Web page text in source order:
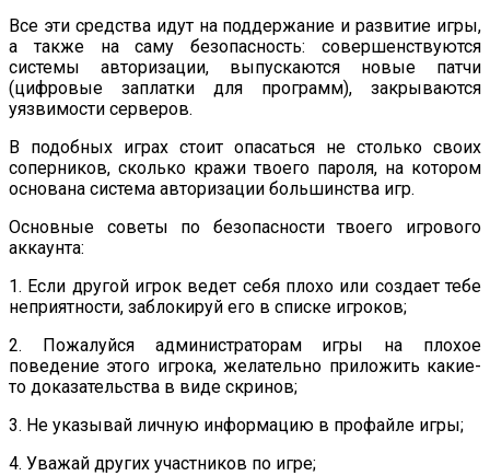
Все эти средства идут на поддержание и развитие игры,
а также на саму безопасность: совершенствуются
системы авторизации, выпускаются новые патчи
(цифровые заплатки для программ), закрываются
уязвимости серверов.
В подобных играх стоит опасаться не столько своих
соперников, сколько кражи твоего пароля, на котором
основана система авторизации большинства игр.
Основные советы по безопасности твоего игрового
аккаунта:
1. Если другой игрок ведет себя плохо или создает тебе
неприятности, заблокируй его в списке игроков;
2. Пожалуйся администраторам игры на плохое
поведение этого игрока, желательно приложить какие-
то доказательства в виде скринов;
3. Не указывай личную информацию в профайле игры;
4. Уважай других участников по игре;